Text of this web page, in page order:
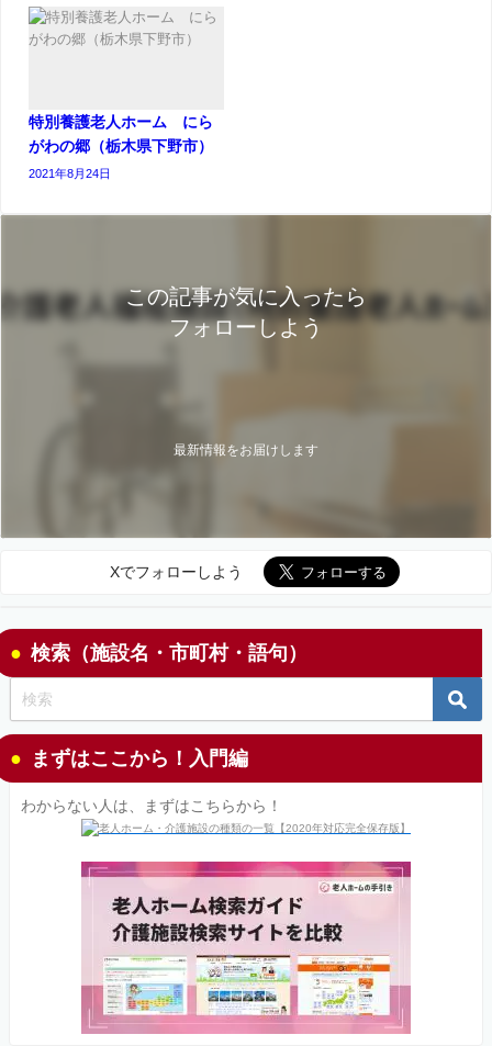
特別養護老人ホーム にら
がわの郷（栃木県下野市）
2021年8月24日
この記事が気に入ったら
フォローしよう
最新情報をお届けします
Xでフォローしよう
検索（施設名・市町村・語句）
まずはここから！入門編
わからない人は、まずはこちらから！